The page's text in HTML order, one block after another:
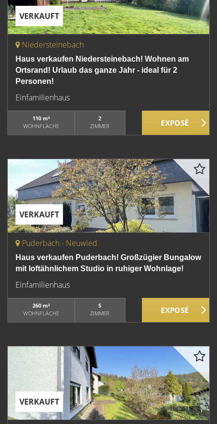
VERKAUFT
Niedersteinebach
Haus verkaufen Niedersteinebach! Wohnen am
Ortsrand! Urlaub das ganze Jahr - ideal für 2
Personen!
Einfamilienhaus
110 m²
WOHNFLÄCHE
2
ZIMMER
VERKAUFT
Puderbach - Neuwied
Haus verkaufen Puderbach! Großzügier Bungalow
mit loftähnlichem Studio in ruhiger Wohnlage!
Einfamilienhaus
260 m²
WOHNFLÄCHE
5
ZIMMER
VERKAUFT